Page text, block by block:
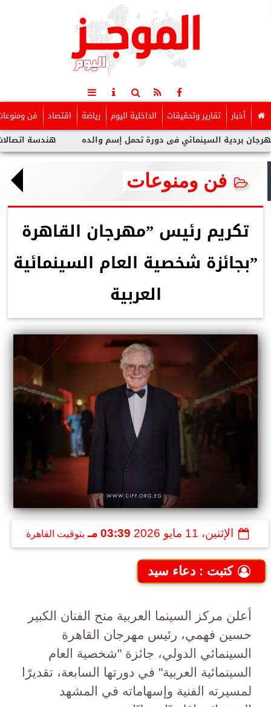
أخبار تقارير وتحقيقات الداخلية اليوم رياضة اقتصاد فن
هندسة اتصالات CIC تطلق أول طائرة مسيرة ذكية بالتعاون مع وزارة الدفاع المصرية السينمائي فى دورة تحمل إسم والده
فن ومنوعات
تكريم رئيس ”مهرجان القاهرة
”بجائزة شخصية العام السينمائية
العربية
الإثنين، 11 مايو 2026 03:39 مـ بتوقيت القاهرة
كتبت : دعاء سيد
أعلن مركز السينما العربية منح الفنان الكبير
حسين فهمي، رئيس مهرجان القاهرة
السينمائي الدولي، جائزة "شخصية العام
السينمائية العربية" في دورتها السابعة، تقديرًا
لمسيرته الفنية وإسهاماته في المشهد